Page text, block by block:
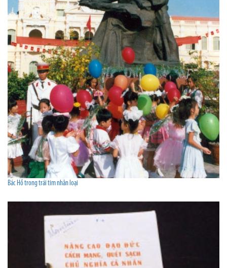
Bác Hồ trong trái tim nhân loại